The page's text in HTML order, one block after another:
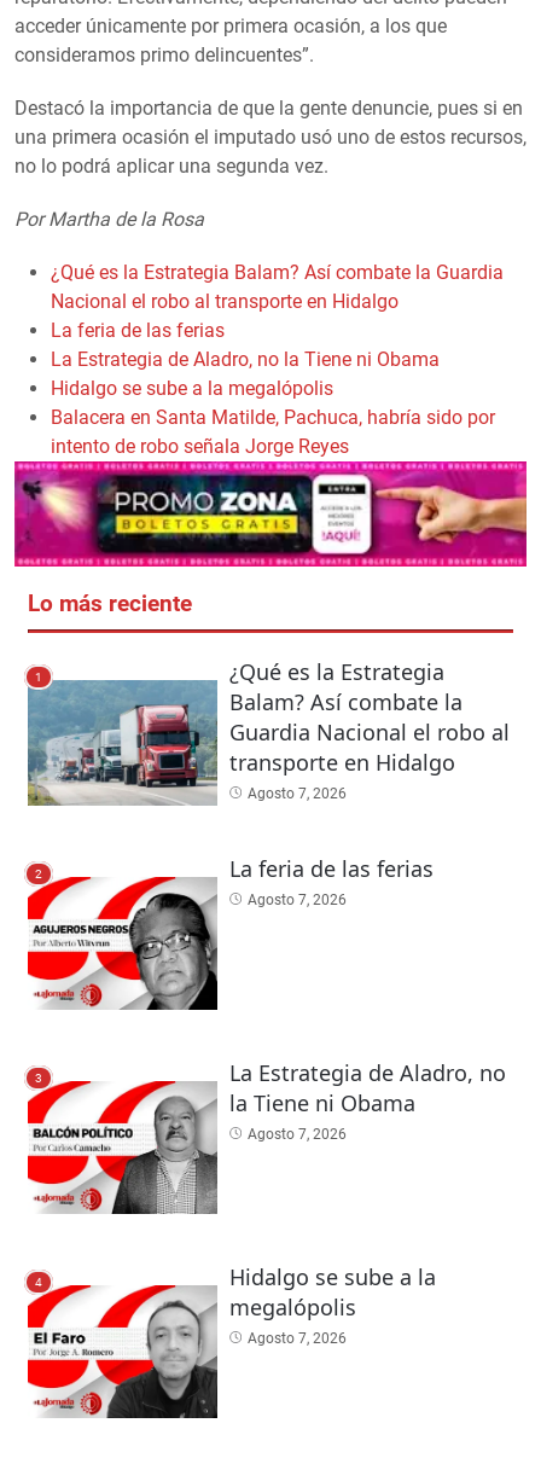
acceder únicamente por primera ocasión, a los que
consideramos primo delincuentes”.
Destacó la importancia de que la gente denuncie, pues si en
una primera ocasión el imputado usó uno de estos recursos,
no lo podrá aplicar una segunda vez.
Por Martha de la Rosa
¿Qué es la Estrategia Balam? Así combate la Guardia
Nacional el robo al transporte en Hidalgo
La feria de las ferias
La Estrategia de Aladro, no la Tiene ni Obama
Hidalgo se sube a la megalópolis
Balacera en Santa Matilde, Pachuca, habría sido por
intento de robo señala Jorge Reyes
Lo más reciente
1
¿Qué es la Estrategia
Balam? Así combate la
Guardia Nacional el robo al
transporte en Hidalgo
Agosto 7, 2026
2 La feria de las ferias
Agosto 7, 2026
3
La Estrategia de Aladro, no
la Tiene ni Obama
Agosto 7, 2026
4
Hidalgo se sube a la
megalópolis
Agosto 7, 2026